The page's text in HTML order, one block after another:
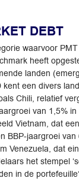
DEBT
waarvoor
heeft
landen
een divers
Chili, relatief
van 1,5%
Vietnam, dat
BBP-jaargroei van
Venezuela, dat
het stempel
in de